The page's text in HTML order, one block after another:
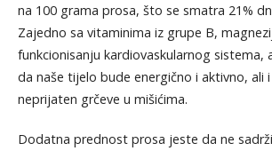
na 100 grama prosa, što se smatra 21%
Zajedno sa vitaminima iz grupe B,
funkcionisanju kardiovaskularnog sistema,
da naše tijelo bude energično i aktivno, ali
neprijaten grčeve u mišićima.
Dodatna prednost prosa jeste da ne